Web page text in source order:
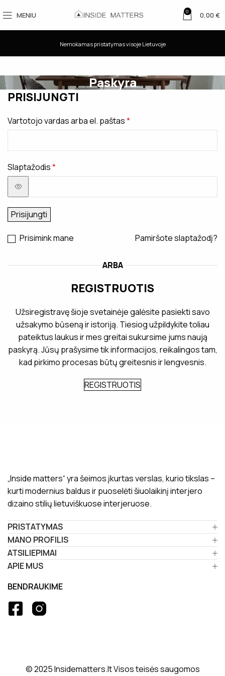
MENIU 0 0,00 €
Nemokamas pristatymas visoje Lietuvoje
Paskyra
PRISIJUNGTI
Vartotojo vardas arba el. paštas*
Slaptažodis*
Prisijungti
Pamiršote slaptažodį?
Prisimink mane
ARBA
REGISTRUOTIS
Užsiregistravę šioje svetainėje galėsite pasiekti savo
užsakymo būseną ir istoriją. Tiesiog užpildykite toliau
pateiktus laukus ir mes greitai sukursime jums naują
paskyrą. Jūsų prašysime tik informacijos, reikalingos tam,
kad pirkimo procesas būtų greitesnis ir lengvesnis.
REGISTRUOTIS
„Inside matters“ yra šeimos įkurtas verslas, kurio tikslas –
kurti modernius baldus ir puoselėti šiuolaikinį interjero
dizaino stilių lietuviškuose interjeruose.
PRISTATYMAS
MANO PROFILIS
ATSILIEPIMAI
APIE MUS
BENDRAUKIME
© 2025 Insidematters.lt Visos teisės saugomos